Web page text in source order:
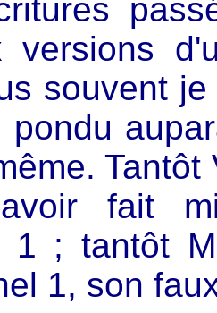
versions
souvent
pondu
fait
1 ; tantôt
1, son